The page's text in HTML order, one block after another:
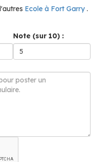
Ecole à Fort Garry.
Note (sur 10) :